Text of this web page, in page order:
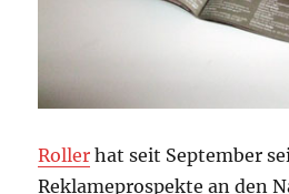
Roller hat seit September
Reklameprospekte an den